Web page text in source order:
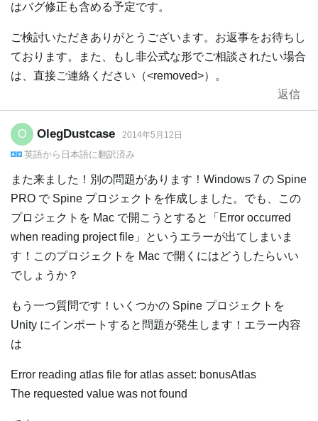
はバグ修正も含める予定です。
ご検討いただきありがとうございます。お返事をお待ちし
ております。また、もし非公式な形でご相談されたい場合
は、直接ご連絡ください（<removed>）。
返信
O OlegDustcase 2014年5月12日
英語から 日本語に翻訳済み
また来ました！別の問題があります！Windows 7 の Spine
PRO で Spine プロジェクトを作成しました。でも、この
プロジェクトを Mac で開こうとすると「Error occurred
when reading project file」というエラーが出てしまいま
す！このプロジェクトを Mac で開くにはどうしたらいい
でしょうか？
もう一つ質問です！いくつかの Spine プロジェクトを
Unity にインポートすると問題が発生します！エラー内容
は
Error reading atlas file for atlas asset: bonusAtlas
The requested value was not found